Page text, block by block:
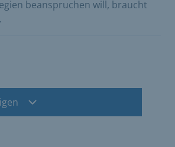
beanspruchen will, braucht